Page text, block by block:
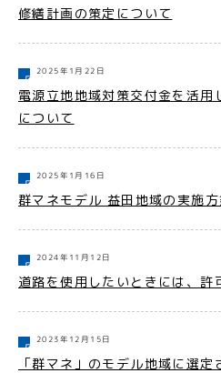
修繕計画の策定について
2025年1月22日
電源立地地域対策交付金を活用
について
2025年1月16日
群マネモデル 益田地域の実施方
2024年11月12日
道路を使用したいときには、許
2023年12月15日
「群マネ」のモデル地域に選定